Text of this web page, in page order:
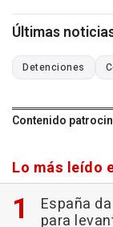
Últimas
Detenciones
Contenido
Lo más leído
España
para